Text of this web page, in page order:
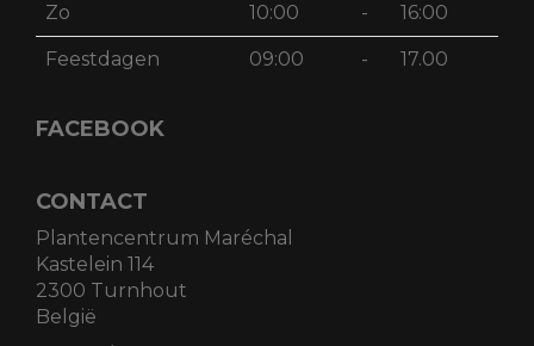
Zo 10:00 - 16:00
Feestdagen 09:00 - 17.00
FACEBOOK
CONTACT
Plantencentrum Maréchal
Kastelein 114
2300 Turnhout
België